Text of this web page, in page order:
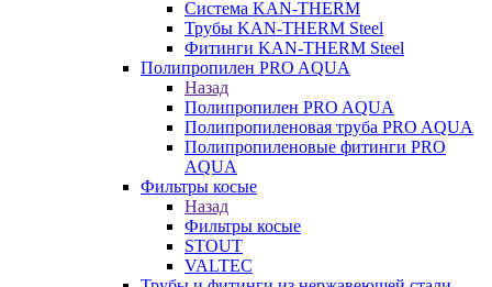
Система KAN-THERM
Трубы KAN-THERM Steel
Фитинги KAN-THERM Steel
Полипропилен PRO AQUA
Назад
Полипропилен PRO AQUA
Полипропиленовая труба PRO AQUA
Полипропиленовые фитинги PRO
AQUA
Фильтры косые
Назад
Фильтры косые
STOUT
VALTEC